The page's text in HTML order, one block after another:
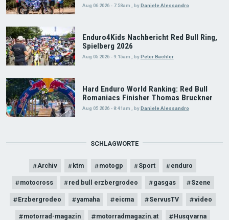
Aug 06 2026 - 7:58am byDaniele Alessandro
Enduro4Kids Nachbericht Red Bull Ring,
Spielberg 2026
Aug 05 2026 - 9:15am , byPeter Bachler
Hard Enduro World Ranking: Red Bull
Romaniacs Finisher Thomas Bruckner
Aug 05 2026 - 8:41am byDaniele Alessandro
SCHLAGWORTE
Archiv ktm motogp Sport enduro
motocross red bull erzbergrodeo gasgas Szene
Erzbergrodeo yamaha eicma ServusTV video
motorrad-magazin motorradmagazin.at Husqvarna